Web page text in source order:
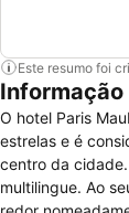
Este resumo foi
Informação
O hotel Paris
estrelas e é
centro da
multilingue. Ao